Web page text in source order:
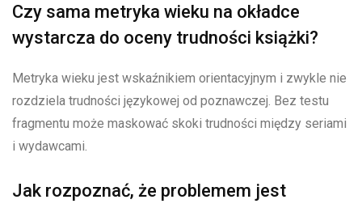
Czy sama metryka wieku na okładce
wystarcza do oceny trudności książki?
Metryka wieku jest wskaźnikiem orientacyjnym i zwykle nie
rozdziela trudności językowej od poznawczej. Bez testu
fragmentu może maskować skoki trudności między seriami
i wydawcami.
Jak rozpoznać, że problemem jest